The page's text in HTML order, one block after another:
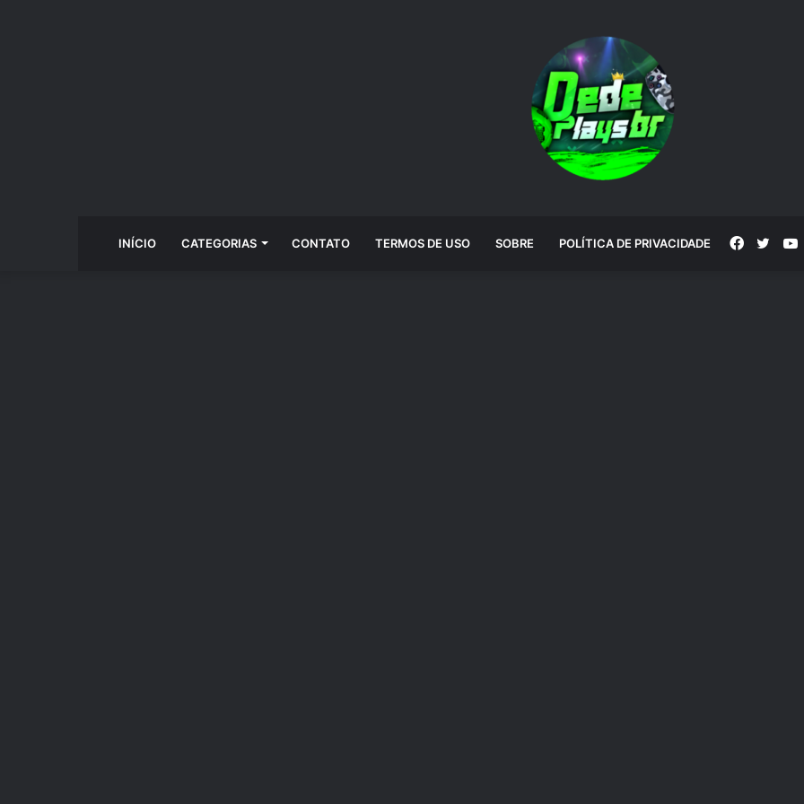
INÍCIO CATEGORIAS CONTATO TERMOS DE USO SOBRE POLÍTICA DE PRIVACIDADE Facebook